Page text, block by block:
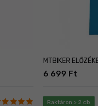
MTBIKER
6 699 Ft
Raktáron > 2 db